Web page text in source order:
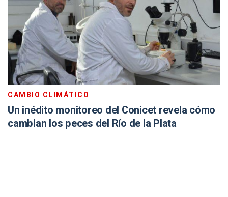
CAMBIO CLIMÁTICO
Un inédito monitoreo del Conicet revela cómo
cambian los peces del Río de la Plata